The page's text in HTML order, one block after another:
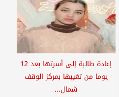
إعادة طالبة إلى أسرتها بعد 12
يوما من تغيبها بمركز الوقف
شمال...